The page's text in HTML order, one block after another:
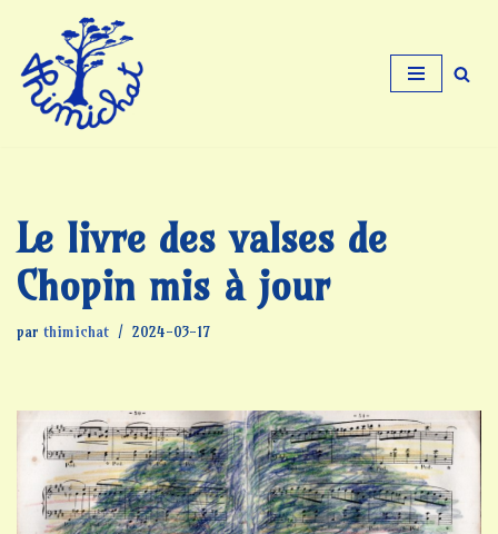
Aller
au
contenu
Le livre des valses de
Chopin mis à jour
par thimichat 2024-03-17